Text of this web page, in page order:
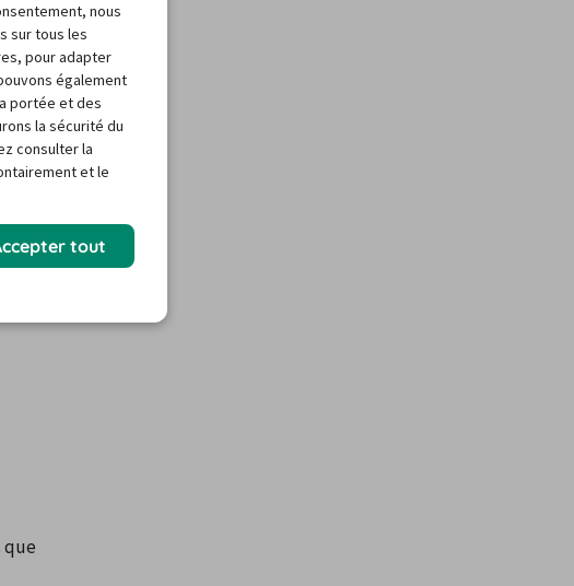
de
que
nous
sur tous les
pour adapter
également
portée et des
la sécurité du
consulter la
et le
tout